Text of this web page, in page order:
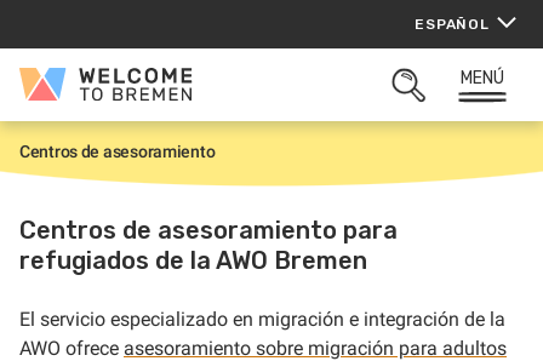
contenido
ESPAÑOL
Welcome
ABRIR
MENÚ
I
n
c
i
o
Centros de asesoramiento
Centros de asesoramiento para
refugiados de la AWO Bremen
El servicio especializado en migración e integración de la
AWO ofrece asesoramiento sobre migración para adultos